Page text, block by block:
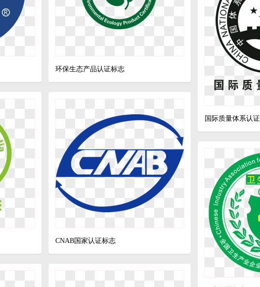
环保生态产品认证标志
国际质量体系认证
CNAB国家认证标志